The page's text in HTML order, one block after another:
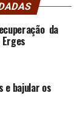
da
e bajular os